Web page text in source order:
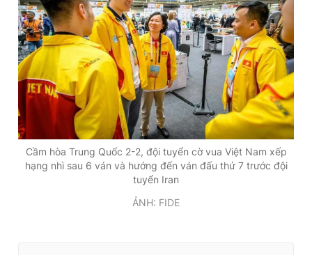
Cầm hòa Trung Quốc 2-2, đội tuyển cờ vua Việt Nam xếp
hạng nhì sau 6 ván và hướng đến ván đấu thứ 7 trước đội
tuyển Iran
ẢNH: FIDE